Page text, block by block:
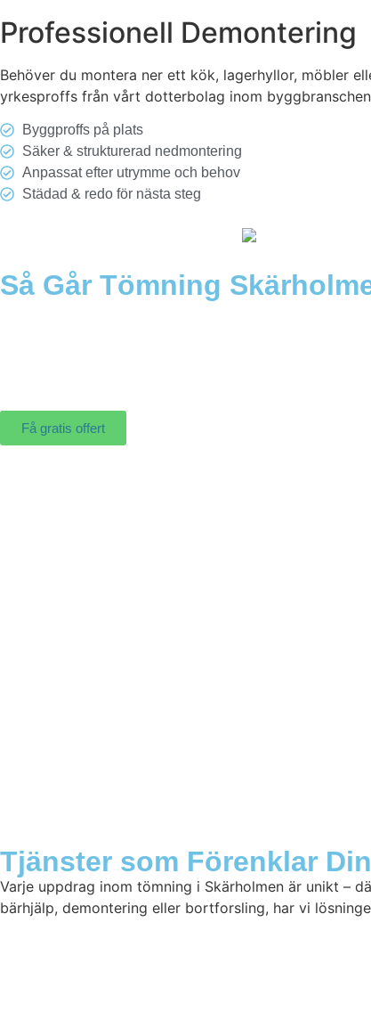
Professionell Demontering
Behöver du montera ner ett kök, lagerhyllor, möbler
yrkesproffs från vårt dotterbolag inom
Byggproffs på plats
Säker & strukturerad nedmontering
Anpassat efter utrymme och behov
Städad & redo för nästa steg
Så Går Tömning
Få gratis offert
Tjänster som Förenklar
Varje uppdrag inom tömning i Skärholmen är unikt –
bärhjälp, demontering eller bortforsling, har vi